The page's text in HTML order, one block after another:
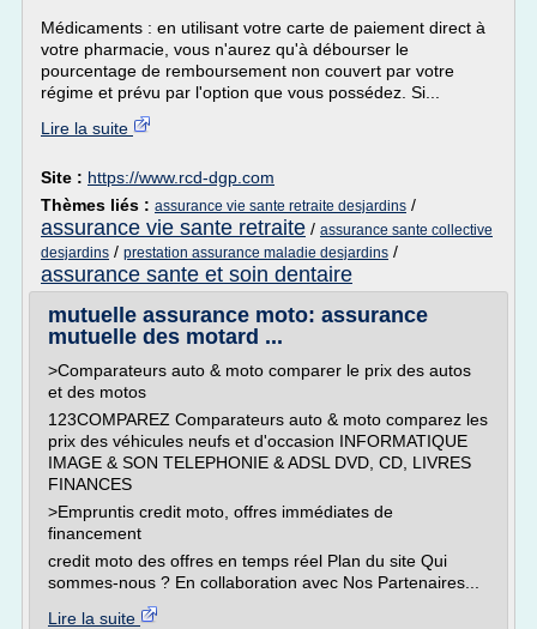
Médicaments : en utilisant votre carte de paiement direct à
votre pharmacie, vous n'aurez qu'à débourser le
pourcentage de remboursement non couvert par votre
régime et prévu par l'option que vous possédez. Si...
Lire la suite
Site : https://www.rcd-dgp.com
Thèmes liés : assurance vie sante retraite desjardins /
assurance vie sante retraite / assurance sante collective
desjardins / prestation assurance maladie desjardins /
assurance sante et soin dentaire
mutuelle assurance moto: assurance
mutuelle des motard ...
>Comparateurs auto & moto comparer le prix des autos
et des motos
123COMPAREZ Comparateurs auto & moto comparez les
prix des véhicules neufs et d'occasion INFORMATIQUE
IMAGE & SON TELEPHONIE & ADSL DVD, CD, LIVRES
FINANCES
>Empruntis credit moto, offres immédiates de
financement
credit moto des offres en temps réel Plan du site Qui
sommes-nous ? En collaboration avec Nos Partenaires...
Lire la suite